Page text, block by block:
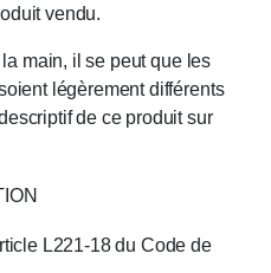
vendu.
main, il se peut que les
légèrement différents
de ce produit sur
L221-18 du Code de